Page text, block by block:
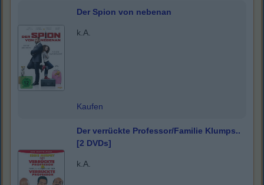
Der Spion von nebenan
k.A.
Kaufen
Der verrückte Professor/Familie Klumps..
[2 DVDs]
k.A.